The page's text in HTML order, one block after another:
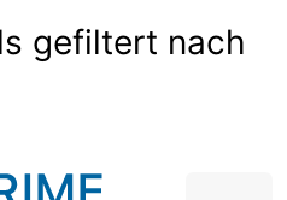
gefiltert nach